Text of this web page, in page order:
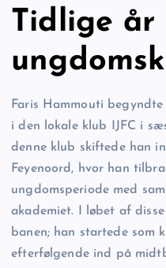
Tidlige år
Faris Hammouti
i den lokale klub IJFC i
denne klub skiftede han
Feyenoord, hvor han
ungdomsperiode med
akademiet. I løbet af
banen; han startede som
efterfølgende ind på